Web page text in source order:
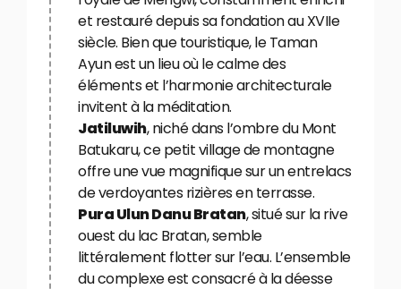
et restauré depuis sa fondation au XVIIe
siècle. Bien que touristique, le Taman
Ayun est un lieu où le calme des
éléments et l’harmonie architecturale
invitent à la méditation.
Jatiluwih, niché dans l’ombre du Mont
Batukaru, ce petit village de montagne
offre une vue magnifique sur un entrelacs
de verdoyantes rizières en terrasse.
Pura Ulun Danu Bratan, situé sur la rive
ouest du lac Bratan, semble
littéralement flotter sur l’eau. L’ensemble
du complexe est consacré à la déesse